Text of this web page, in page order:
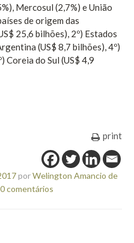
Mercosul (2,7%) e União
de origem das
25,6 bilhões), 2º) Estados
(US$ 8,7 bilhões), 4º)
Coreia do Sul (US$ 4,9
print
porWelington Amancio de
0 comentários